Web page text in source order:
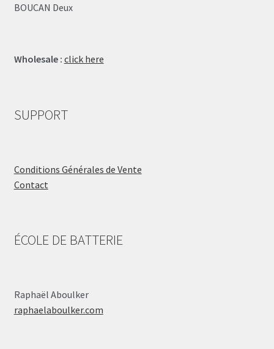
BOUCAN Deux
Wholesale : click here
SUPPORT
Conditions Générales de Vente
Contact
ÉCOLE DE BATTERIE
Raphaël Aboulker
raphaelaboulker.com